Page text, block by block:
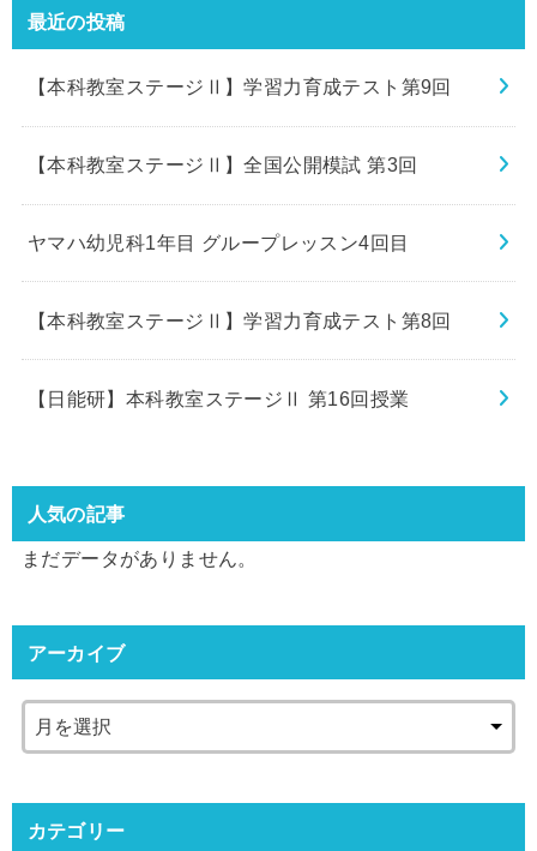
最近の投稿
【本科教室ステージⅡ】学習力育成テスト第9回
【本科教室ステージⅡ】全国公開模試 第3回
ヤマハ幼児科1年目 グループレッスン4回目
【本科教室ステージⅡ】学習力育成テスト第8回
【日能研】本科教室ステージⅡ 第16回授業
人気の記事
まだデータがありません。
アーカイブ
カテゴリー